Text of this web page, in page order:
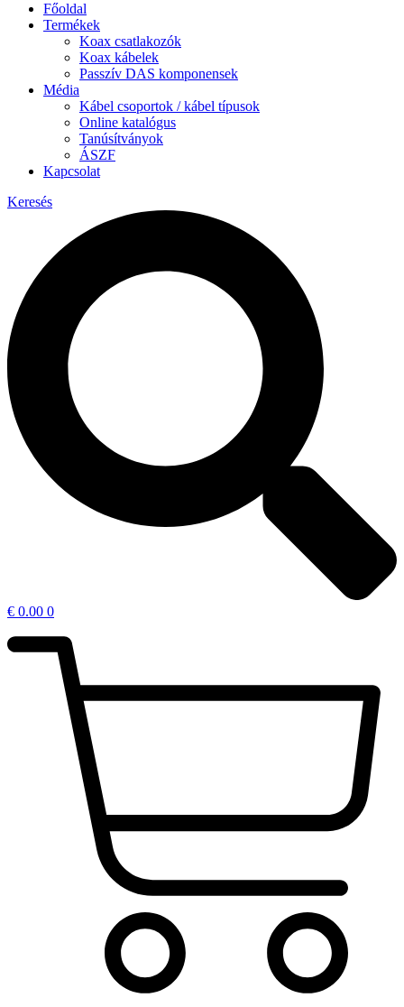
Főoldal
Termékek
Koax csatlakozók
Koax kábelek
Passzív DAS komponensek
Média
Kábel csoportok / kábel típusok
Online katalógus
Tanúsítványok
ÁSZF
Kapcsolat
Keresés
€ 0.00 0